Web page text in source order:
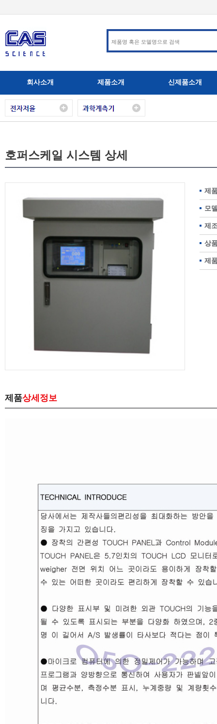
회사소개 제품소개 신제품소개
호퍼스케일 시스템 상세
제
모
제
상
제
제품상세정보